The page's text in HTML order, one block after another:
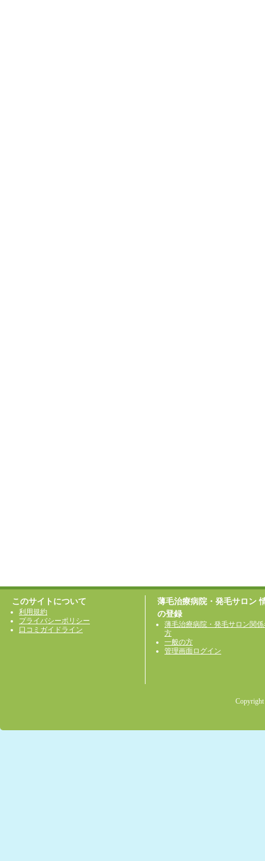
このサイトについて
利用規約
プライバシーポリシー
口コミガイドライン
薄毛治療病院・発毛サロン
の登録
薄毛治療病院・発毛サロン関
方
一般の方
管理画面ログイン
Copyright